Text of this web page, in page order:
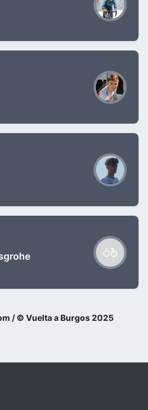
/ © Vuelta a Burgos 2025